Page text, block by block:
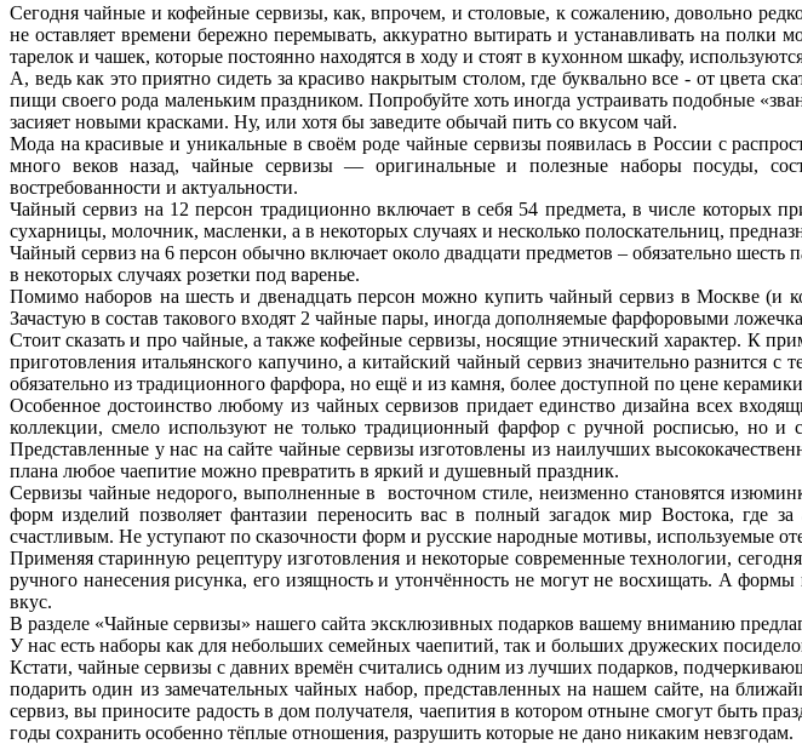
Сегодня чайные и кофейные сервизы, как, впрочем, и столовые, к сожалению, довольно
не оставляет времени бережно перемывать, аккуратно вытирать и устанавливать на
тарелок и чашек, которые постоянно находятся в ходу и стоят в кухонном шкафу,
А, ведь как это приятно сидеть за красиво накрытым столом, где буквально все - от цвета
пищи своего рода маленьким праздником. Попробуйте хоть иногда устраивать подобные
засияет новыми красками. Ну, или хотя бы заведите обычай пить со вкусом чай.
Мода на красивые и уникальные в своём роде чайные сервизы появилась в России с
много веков назад, чайные сервизы — оригинальные и полезные наборы посуды,
востребованности и актуальности.
Чайный сервиз на 12 персон традиционно включает в себя 54 предмета, в числе которых
сухарницы, молочник, масленки, а в некоторых случаях и несколько полоскательниц,
Чайный сервиз на 6 персон обычно включает около двадцати предметов – обязательно
в некоторых случаях розетки под варенье.
Помимо наборов на шесть и двенадцать персон можно купить чайный сервиз в Москве (и
Зачастую в состав такового входят 2 чайные пары, иногда дополняемые фарфоровыми
Стоит сказать и про чайные, а также кофейные сервизы, носящие этнический характер. К
приготовления итальянского капучино, а китайский чайный сервиз значительно разнится
обязательно из традиционного фарфора, но ещё и из камня, более доступной по цене
Особенное достоинство любому из чайных сервизов придает единство дизайна всех
коллекции, смело используют не только традиционный фарфор с ручной росписью, но и
Представленные у нас на сайте чайные сервизы изготовлены из наилучших
плана любое чаепитие можно превратить в яркий и душевный праздник.
Сервизы чайные недорого, выполненные в восточном стиле, неизменно становятся
форм изделий позволяет фантазии переносить вас в полный загадок мир Востока, где
счастливым. Не уступают по сказочности форм и русские народные мотивы, используемые
Применяя старинную рецептуру изготовления и некоторые современные технологии,
ручного нанесения рисунка, его изящность и утончённость не могут не восхищать. А
вкус.
В разделе «Чайные сервизы» нашего сайта эксклюзивных подарков вашему вниманию
У нас есть наборы как для небольших семейных чаепитий, так и больших дружеских
Кстати, чайные сервизы с давних времён считались одним из лучших подарков,
подарить один из замечательных чайных набор, представленных на нашем сайте, на
сервиз, вы приносите радость в дом получателя, чаепития в котором отныне смогут быть
годы сохранить особенно тёплые отношения, разрушить которые не дано никаким невзгодам.